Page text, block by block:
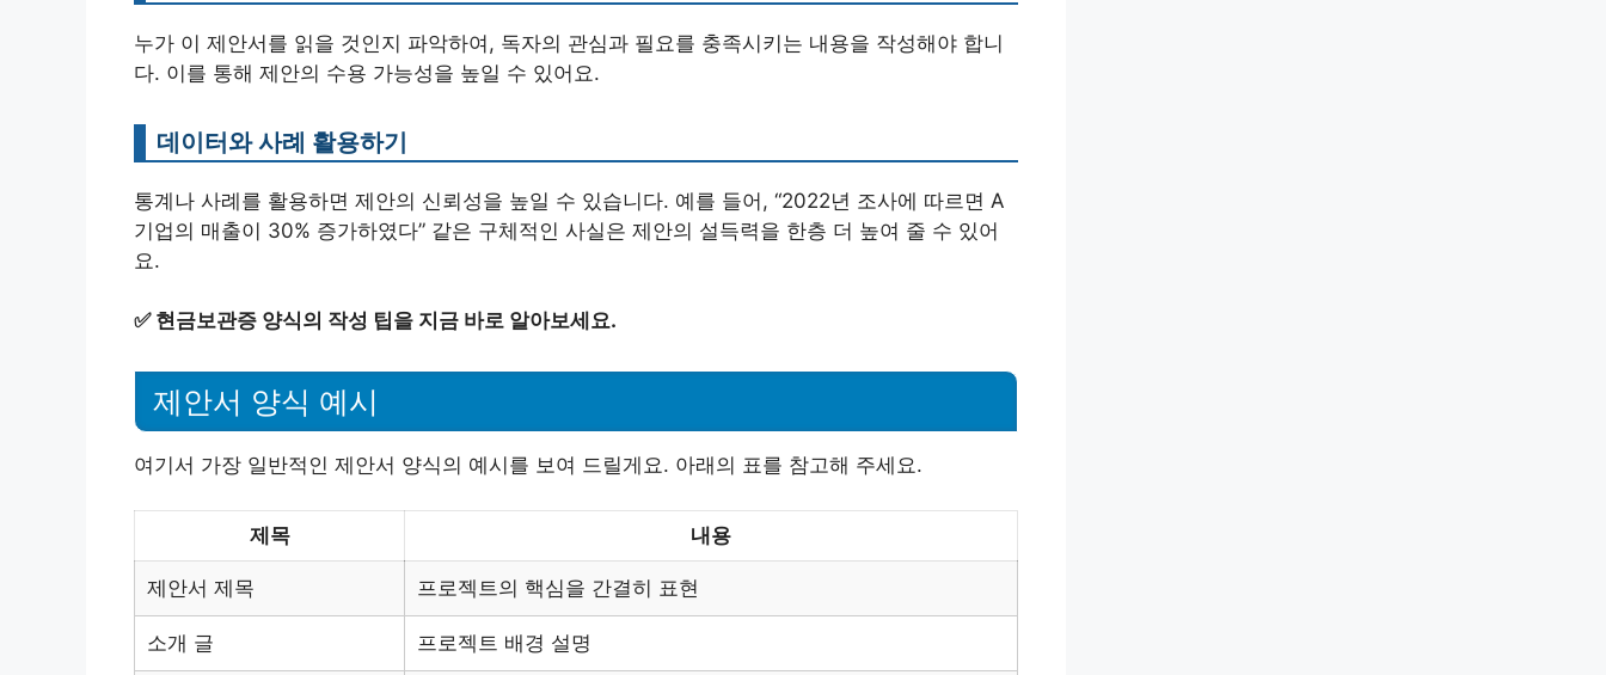
누가 이 제안서를 읽을 것인지 파악하여, 독자의 관심과 필요를 충족시키는 내용을 작성해야 합니
다. 이를 통해 제안의 수용 가능성을 높일 수 있어요.
데이터와 사례 활용하기
통계나 사례를 활용하면 제안의 신뢰성을 높일 수 있습니다. 예를 들어, “2022년 조사에 따르면 A
기업의 매출이 30% 증가하였다” 같은 구체적인 사실은 제안의 설득력을 한층 더 높여 줄 수 있어
요.
✅ 현금보관증 양식의 작성 팁을 지금 바로 알아보세요.
제안서 양식 예시
여기서 가장 일반적인 제안서 양식의 예시를 보여 드릴게요. 아래의 표를 참고해 주세요.
제목 내용
제안서 제목 프로젝트의 핵심을 간결히 표현
소개 글 프로젝트 배경 설명